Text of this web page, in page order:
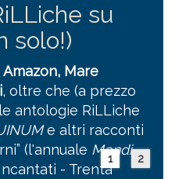
su
solo!)
Amazon, Mare
, oltre che (a prezzo
antologie RiLLiche
e altri racconti
(l'annuale Mondi
- Trenta
1 2